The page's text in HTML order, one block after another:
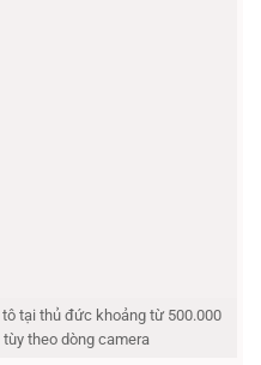
tại thủ đức khoảng từ 500.000
theo dòng camera